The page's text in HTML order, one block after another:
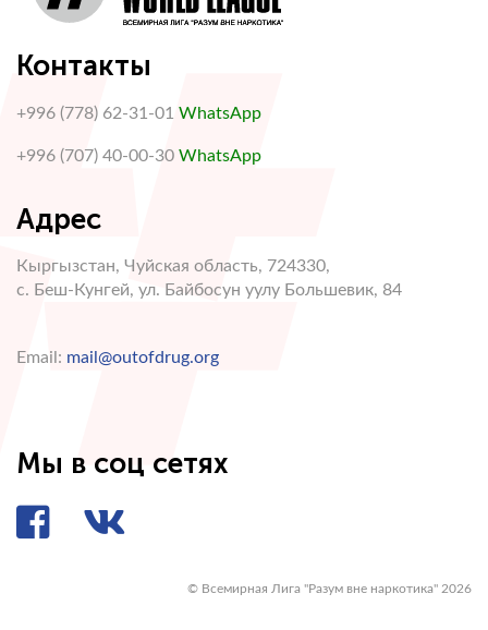
Контакты
+996 (778) 62-31-01 WhatsApp
+996 (707) 40-00-30 WhatsApp
Адрес
Кыргызстан, Чуйская область, 724330,
с. Беш-Кунгей, ул. Байбосун уулу Большевик, 84
Email: mail@outofdrug.org
Мы в соц сетях
© Всемирная Лига "Разум вне наркотика" 2026